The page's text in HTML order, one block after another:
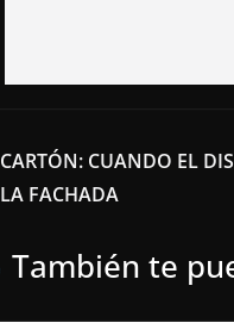
CARTÓN: CUANDO EL
LA FACHADA
También te